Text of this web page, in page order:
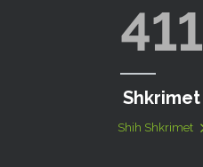
411
Shkrimet
Shih Shkrimet